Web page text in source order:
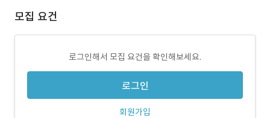
모집 요건
로그인해서 모집 요건을 확인해보세요.
로그인
회원가입